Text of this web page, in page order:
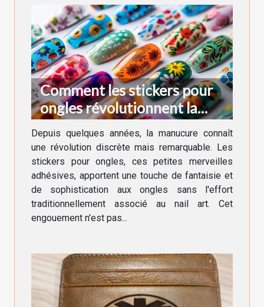
Comment les stickers pour
ongles révolutionnent la
manucure moderne
Depuis quelques années, la manucure connaît
une révolution discrète mais remarquable. Les
stickers pour ongles, ces petites merveilles
adhésives, apportent une touche de fantaisie et
de sophistication aux ongles sans l'effort
traditionnellement associé au nail art. Cet
engouement n'est pas...